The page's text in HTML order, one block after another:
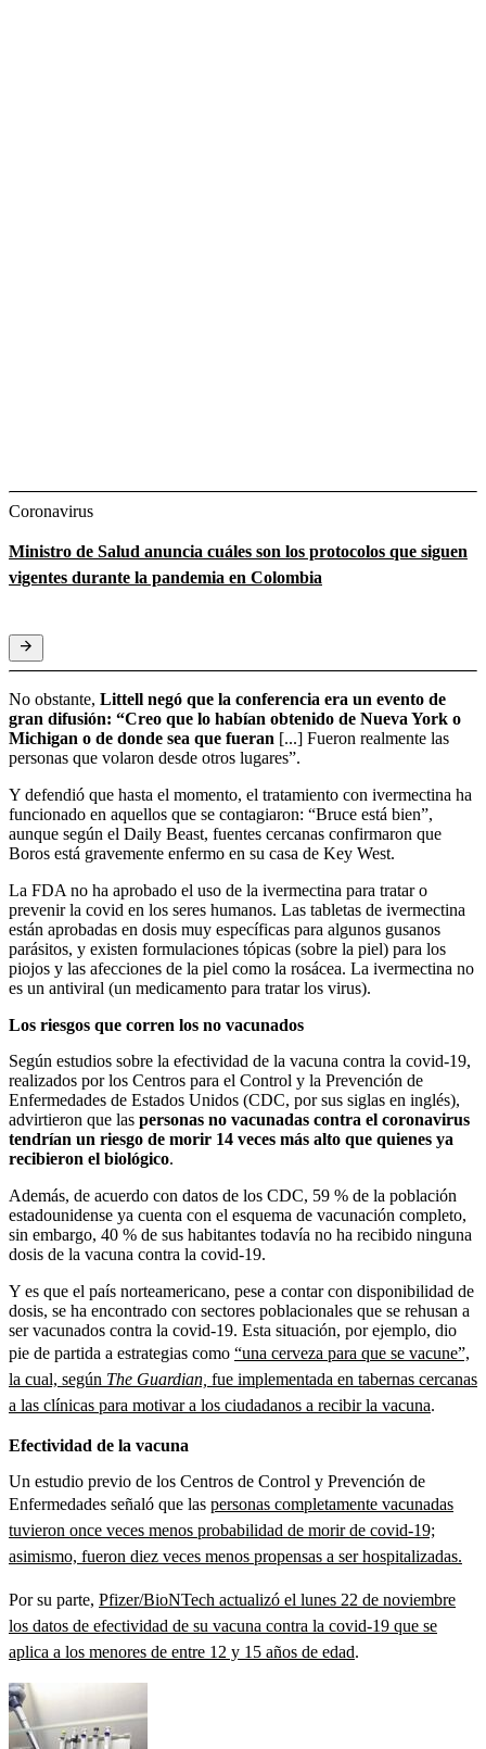
Coronavirus
Ministro de Salud anuncia cuáles son los protocolos que siguen
vigentes durante la pandemia en Colombia
No obstante, Littell negó que la conferencia era un evento de
gran difusión: “Creo que lo habían obtenido de Nueva York o
Michigan o de donde sea que fueran [...] Fueron realmente las
personas que volaron desde otros lugares”.
Y defendió que hasta el momento, el tratamiento con ivermectina ha
funcionado en aquellos que se contagiaron: “Bruce está bien”,
aunque según el Daily Beast, fuentes cercanas confirmaron que
Boros está gravemente enfermo en su casa de Key West.
La FDA no ha aprobado el uso de la ivermectina para tratar o
prevenir la covid en los seres humanos. Las tabletas de ivermectina
están aprobadas en dosis muy específicas para algunos gusanos
parásitos, y existen formulaciones tópicas (sobre la piel) para los
piojos y las afecciones de la piel como la rosácea. La ivermectina no
es un antiviral (un medicamento para tratar los virus).
Los riesgos que corren los no vacunados
Según estudios sobre la efectividad de la vacuna contra la covid-19,
realizados por los Centros para el Control y la Prevención de
Enfermedades de Estados Unidos (CDC, por sus siglas en inglés),
advirtieron que las personas no vacunadas contra el coronavirus
tendrían un riesgo de morir 14 veces más alto que quienes ya
recibieron el biológico.
Además, de acuerdo con datos de los CDC, 59 % de la población
estadounidense ya cuenta con el esquema de vacunación completo,
sin embargo, 40 % de sus habitantes todavía no ha recibido ninguna
dosis de la vacuna contra la covid-19.
Y es que el país norteamericano, pese a contar con disponibilidad de
dosis, se ha encontrado con sectores poblacionales que se rehusan a
ser vacunados contra la covid-19. Esta situación, por ejemplo, dio
pie de partida a estrategias como “una cerveza para que se vacune”,
la cual, según The Guardian, fue implementada en tabernas cercanas
a las clínicas para motivar a los ciudadanos a recibir la vacuna.
Efectividad de la vacuna
Un estudio previo de los Centros de Control y Prevención de
Enfermedades señaló que las personas completamente vacunadas
tuvieron once veces menos probabilidad de morir de covid-19;
asimismo, fueron diez veces menos propensas a ser hospitalizadas.
Por su parte, Pfizer/BioNTech actualizó el lunes 22 de noviembre
los datos de efectividad de su vacuna contra la covid-19 que se
aplica a los menores de entre 12 y 15 años de edad.